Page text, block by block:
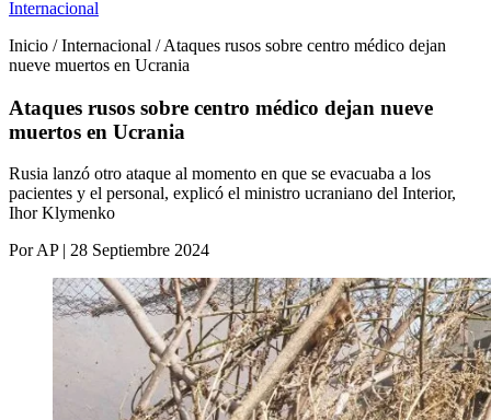
Internacional
Inicio / Internacional / Ataques rusos sobre centro médico dejan
nueve muertos en Ucrania
Ataques rusos sobre centro médico dejan nueve
muertos en Ucrania
Rusia lanzó otro ataque al momento en que se evacuaba a los
pacientes y el personal, explicó el ministro ucraniano del Interior,
Ihor Klymenko
Por AP | 28 Septiembre 2024